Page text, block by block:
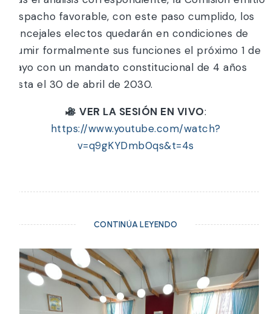
despacho favorable, con este paso cumplido, los
Concejales electos quedarán en condiciones de
asumir formalmente sus funciones el próximo 1 de
mayo con un mandato constitucional de 4 años
hasta el 30 de abril de 2030.
VER LA SESIÓN EN VIVO:
https://www.youtube.com/watch?
v=q9gKYDmb0qs&t=4s
CONTINÚA LEYENDO